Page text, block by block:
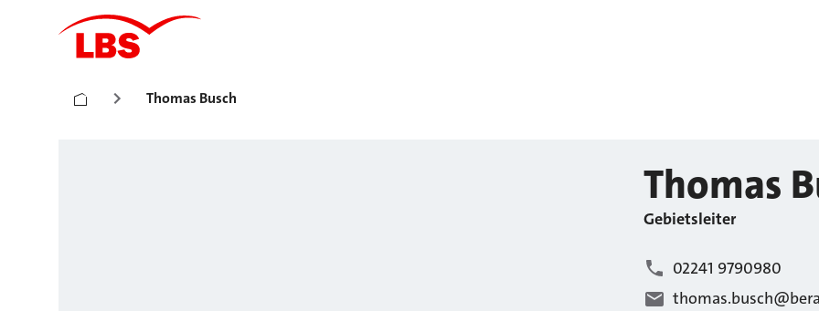
Thomas Busch
Thomas
Gebietsleiter
02241 9790980